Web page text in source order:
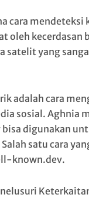
cara
oleh kecerdasan
satelit yang
adalah cara
sosial. Aghnia
digunakan
satu cara
known.dev.